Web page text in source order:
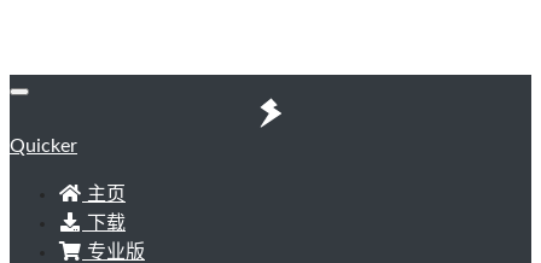
Quicker
主页
下载
专业版